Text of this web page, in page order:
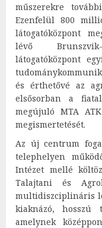
műszerekre
Ezenfelül 800
látogatóközpont
lévő
látogatóközpont
és érthetővé az
elsősorban a
megújuló MTA
megismertetését.
Az új centrum
telephelyen
Intézet mellé
Talajtani és
multidiszciplináris
kiaknázó, hosszú
amelynek